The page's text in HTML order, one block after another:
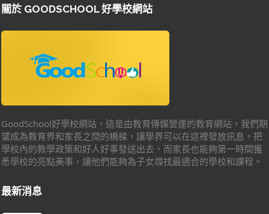
關於 GOODSCHOOL 好學校網站
GoodSchool好學校網站，這是由教育傳媒營運的教育網站，我們期
望成為教育界和家長之間的橋樑，讓學界可以在這裡發放訊息，把
學校內的教學政策和好人好事發送出去，而家長也能夠第一時間獲
悉學校的亮點美事，讓他們能夠為子女尋找最適合的學校和課程。
最新消息